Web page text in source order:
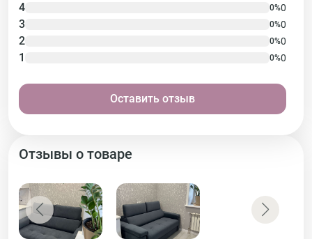
Отзывы о товаре
4 0%0
3 0%0
2 0%0
1 0%0
Оставить отзыв